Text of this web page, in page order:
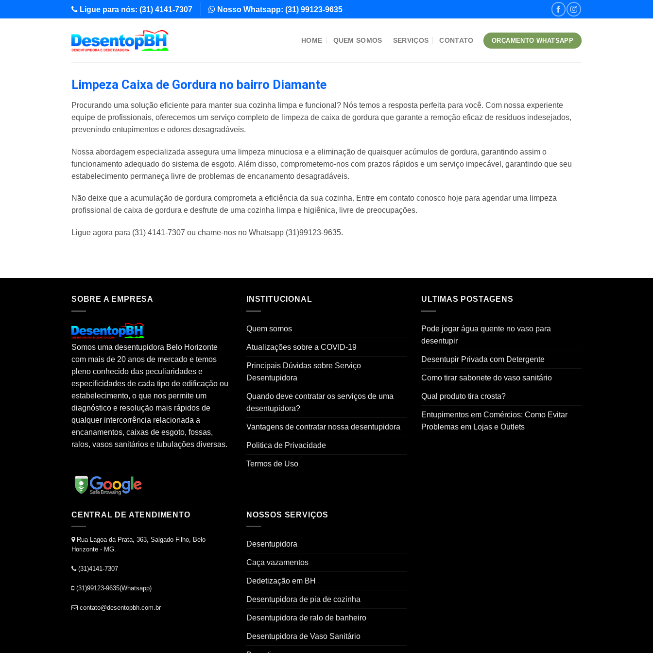
to
Ligue para nós: (31) 4141-7307 Nosso Whatsapp: (31) 99123-9635
HOME QUEM SOMOS SERVIÇOS CONTATO ORÇAMENTO WHATSAPP
Limpeza Caixa de Gordura no bairro Diamante
Procurando uma solução eficiente para manter sua cozinha limpa e funcional? Nós temos a resposta perfeita para você. Com nossa experiente
equipe de profissionais, oferecemos um serviço completo de limpeza de caixa de gordura que garante a remoção eficaz de resíduos indesejados,
prevenindo entupimentos e odores desagradáveis.
Nossa abordagem especializada assegura uma limpeza minuciosa e a eliminação de quaisquer acúmulos de gordura, garantindo assim o
funcionamento adequado do sistema de esgoto. Além disso, comprometemo-nos com prazos rápidos e um serviço impecável, garantindo que seu
estabelecimento permaneça livre de problemas de encanamento desagradáveis.
Não deixe que a acumulação de gordura comprometa a eficiência da sua cozinha. Entre em contato conosco hoje para agendar uma limpeza
profissional de caixa de gordura e desfrute de uma cozinha limpa e higiênica, livre de preocupações.
Ligue agora para (31) 4141-7307 ou chame-nos no Whatsapp (31)99123-9635.
SOBRE A EMPRESA
Somos uma desentupidora Belo Horizonte
com mais de 20 anos de mercado e temos
pleno conhecido das peculiaridades e
especificidades de cada tipo de edificação ou
estabelecimento, o que nos permite um
diagnóstico e resolução mais rápidos de
qualquer intercorrência relacionada a
encanamentos, caixas de esgoto, fossas,
ralos, vasos sanitários e tubulações diversas.
INSTITUCIONAL
Quem somos
Atualizações sobre a COVID-19
Principais Dúvidas sobre Serviço
Desentupidora
Quando deve contratar os serviços de uma
desentupidora?
Vantagens de contratar nossa desentupidora
Politica de Privacidade
Termos de Uso
ULTIMAS POSTAGENS
Pode jogar água quente no vaso para
desentupir
Desentupir Privada com Detergente
Como tirar sabonete do vaso sanitário
Qual produto tira crosta?
Entupimentos em Comércios: Como Evitar
Problemas em Lojas e Outlets
CENTRAL DE ATENDIMENTO
Rua Lagoa da Prata, 363, Salgado Filho, Belo
Horizonte - MG.
(31)4141-7307
(31)99123-9635(Whatsapp)
contato@desentopbh.com.br
NOSSOS SERVIÇOS
Desentupidora
Caça vazamentos
Dedetização em BH
Desentupidora de pia de cozinha
Desentupidora de ralo de banheiro
Desentupidora de Vaso Sanitário